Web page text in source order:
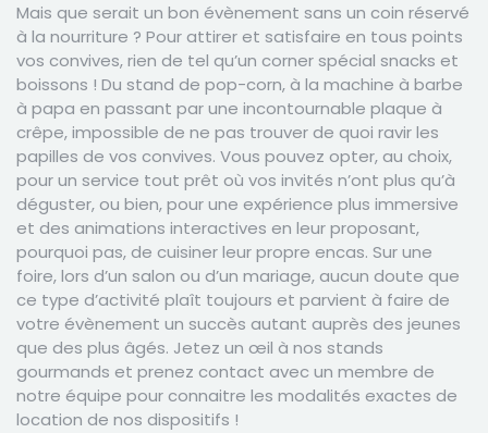
Mais que serait un bon évènement sans un coin réservé
à la nourriture ? Pour attirer et satisfaire en tous points
vos convives, rien de tel qu’un corner spécial snacks et
boissons ! Du stand de pop-corn, à la machine à barbe
à papa en passant par une incontournable plaque à
crêpe, impossible de ne pas trouver de quoi ravir les
papilles de vos convives. Vous pouvez opter, au choix,
pour un service tout prêt où vos invités n’ont plus qu’à
déguster, ou bien, pour une expérience plus immersive
et des animations interactives en leur proposant,
pourquoi pas, de cuisiner leur propre encas. Sur une
foire, lors d’un salon ou d’un mariage, aucun doute que
ce type d’activité plaît toujours et parvient à faire de
votre évènement un succès autant auprès des jeunes
que des plus âgés. Jetez un œil à nos stands
gourmands et prenez contact avec un membre de
notre équipe pour connaitre les modalités exactes de
location de nos dispositifs !